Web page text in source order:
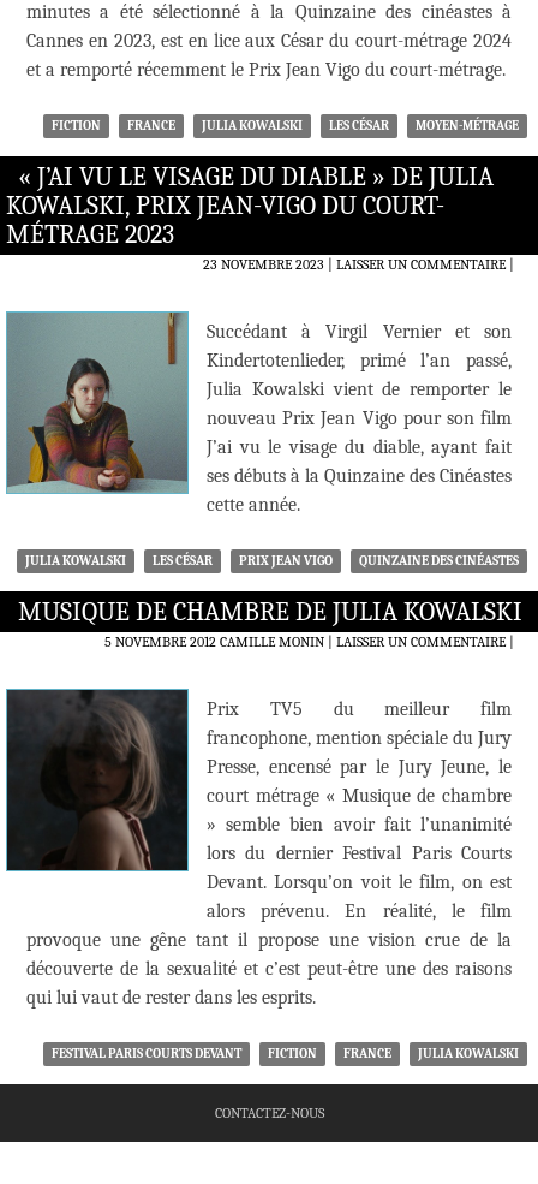
minutes a été sélectionné à la Quinzaine des cinéastes à
Cannes en 2023, est en lice aux César du court-métrage 2024
et a remporté récemment le Prix Jean Vigo du court-métrage.
FICTION FRANCE JULIA KOWALSKI LES CÉSAR MOYEN-MÉTRAGE
« J’AI VU LE VISAGE DU DIABLE » DE JULIA
KOWALSKI, PRIX JEAN-VIGO DU COURT-
MÉTRAGE 2023
23 NOVEMBRE 2023 LAISSER UN COMMENTAIRE|
Succédant à Virgil Vernier et son
Kindertotenlieder, primé l’an passé,
Julia Kowalski vient de remporter le
nouveau Prix Jean Vigo pour son film
J’ai vu le visage du diable, ayant fait
ses débuts à la Quinzaine des Cinéastes
cette année.
JULIA KOWALSKI LES CÉSAR PRIX JEAN VIGO QUINZAINE DES CINÉASTES
MUSIQUE DE CHAMBRE DE JULIA KOWALSKI
5 NOVEMBRE 2012 CAMILLE MONIN LAISSER UN COMMENTAIRE|
Prix TV5 du meilleur film
francophone, mention spéciale du Jury
Presse, encensé par le Jury Jeune, le
court métrage « Musique de chambre
» semble bien avoir fait l’unanimité
lors du dernier Festival Paris Courts
Devant. Lorsqu’on voit le film, on est
alors prévenu. En réalité, le film
provoque une gêne tant il propose une vision crue de la
découverte de la sexualité et c’est peut-être une des raisons
qui lui vaut de rester dans les esprits.
FESTIVAL PARIS COURTS DEVANT FICTION FRANCE JULIA KOWALSKI
CONTACTEZ-NOUS